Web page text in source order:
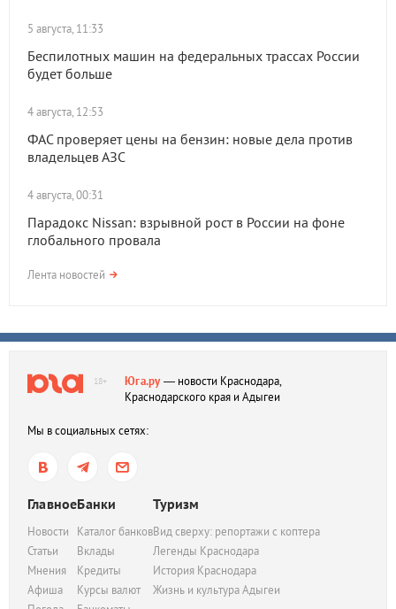
5 августа, 11:33
Беспилотных машин на федеральных трассах России
будет больше
4 августа, 12:53
ФАС проверяет цены на бензин: новые дела против
владельцев АЗС
4 августа, 00:31
Парадокс Nissan: взрывной рост в России на фоне
глобального провала
Лента новостей
18+ Юга.ру— новости Краснодара,
Краснодарского края и Адыгеи
Мы в социальных сетях:
Главное
Новости
Статьи
Мнения
Афиша
Банки
Каталог банков
Вклады
Кредиты
Курсы валют
Туризм
Вид сверху: репортажи с коптера
Легенды Краснодара
История Краснодара
Жизнь и культура Адыгеи